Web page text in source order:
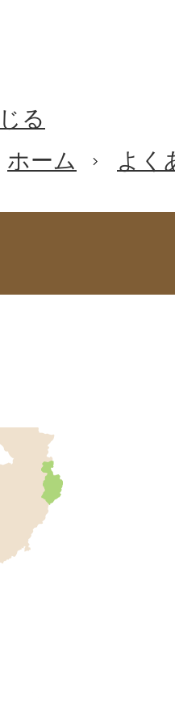
る
ホーム よく